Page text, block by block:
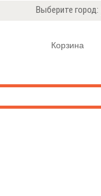
Выберите город:
Корзина